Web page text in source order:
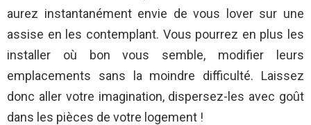
aurez instantanément envie de vous lover sur une
assise en les contemplant. Vous pourrez en plus les
installer où bon vous semble, modifier leurs
emplacements sans la moindre difficulté. Laissez
donc aller votre imagination, dispersez-les avec goût
dans les pièces de votre logement !